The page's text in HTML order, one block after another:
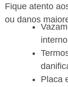
Fique atento
ou danos
interno
Placa